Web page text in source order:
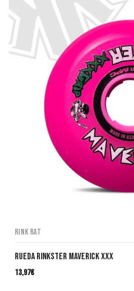
Rink Rat
Rueda Rinkster Maverick XXX
13,97€